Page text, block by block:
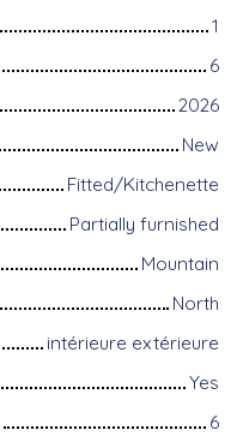
1
6
2026
New
Fitted/Kitchenette
Partially furnished
Mountain
North
intérieure extérieure
Yes
6